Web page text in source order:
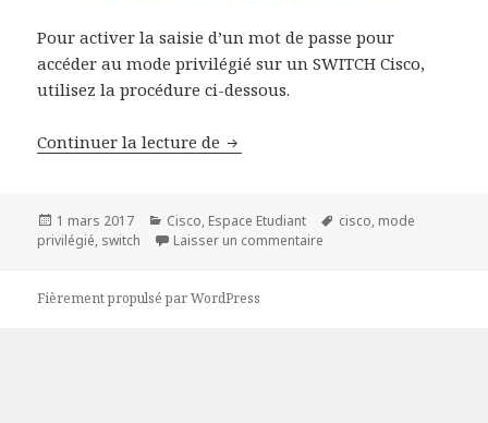
Pour activer la saisie d’un mot de passe pour
accéder au mode privilégié sur un SWITCH Cisco,
utilisez la procédure ci-dessous.
Continuer la lecture de Procédure d’ajout de mot de
Publié
le
1 mars 2017 Catégories
Cisco, Espace Etudiant
Mots-
cisco, mode
privilégié, switch Laisser un commentaire
Fièrement propulsé par WordPress